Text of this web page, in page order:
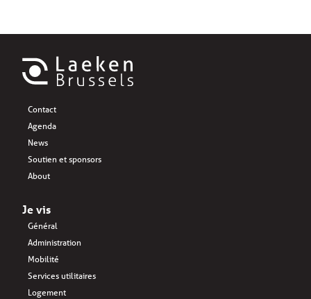
Contact
Agenda
News
Soutien et sponsors
About
Je vis
Général
Administration
Mobilité
Services utilitaires
Logement